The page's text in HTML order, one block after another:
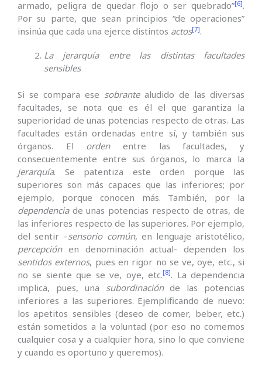
armado, peligra de quedar flojo o ser quebrado”[6].
Por su parte, que sean principios “de operaciones”
insinúa que cada una ejerce distintos actos[7].
La jerarquía entre las distintas facultades
sensibles
Si se compara ese sobrantealudido de las diversas
facultades, se nota que es él el que garantiza la
superioridad de unas potencias respecto de otras. Las
facultades están ordenadas entre sí, y también sus
órganos. El ordenentre las facultades, y
consecuentemente entre sus órganos, lo marca la
jerarquía. Se patentiza este orden porque las
superiores son más capaces que las inferiores; por
ejemplo, porque conocen más. También, por la
dependenciade unas potencias respecto de otras, de
las inferiores respecto de las superiores. Por ejemplo,
del sentir –sensorio común, en lenguaje aristotélico,
percepciónen denominación actual- dependen los
sentidos externos, pues en rigor no se ve, oye, etc., si
no se siente que se ve, oye, etc.[8]. La dependencia
implica, pues, una subordinaciónde las potencias
inferiores a las superiores. Ejemplificando de nuevo:
los apetitos sensibles (deseo de comer, beber, etc.)
están sometidos a la voluntad (por eso no comemos
cualquier cosa y a cualquier hora, sino lo que conviene
y cuando es oportuno y queremos).